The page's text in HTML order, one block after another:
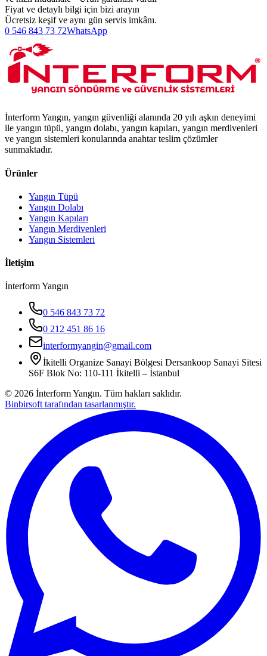
Fiyat ve detaylı bilgi için bizi arayın
Ücretsiz keşif ve aynı gün servis imkânı.
0 546 843 73 72WhatsApp
İnterform Yangın, yangın güvenliği alanında 20 yılı aşkın deneyimi
ile yangın tüpü, yangın dolabı, yangın kapıları, yangın merdivenleri
ve yangın sistemleri konularında anahtar teslim çözümler
sunmaktadır.
Ürünler
Yangın Tüpü
Yangın Dolabı
Yangın Kapıları
Yangın Merdivenleri
Yangın Sistemleri
İletişim
İnterform Yangın
0 546 843 73 72
0 212 451 86 16
interformyangin@gmail.com
İkitelli Organize Sanayi Bölgesi Dersankoop Sanayi Sitesi
S6F Blok No: 110-111 İkitelli – İstanbul
© 2026 İnterform Yangın. Tüm hakları saklıdır.
Binbirsoft tarafından tasarlanmıştır.